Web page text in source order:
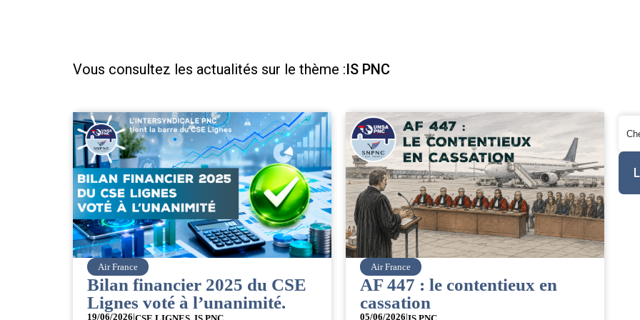
Vous consultez les actualités sur le thème :IS PNC
Air France
Bilan financier 2025 du CSE
Lignes voté à l’unanimité.
19/06/2026|
Air France
AF 447 : le contentieux en
cassation
05/06/2026|